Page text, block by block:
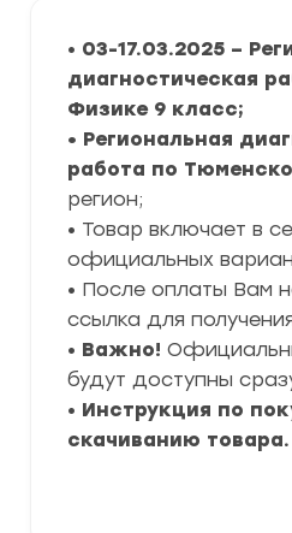
• 03-17.03.2025 –
диагностическая
Физике 9 класс;
• Региональная
работа по
регион;
• Товар включает в
официальных
• После оплаты Вам
ссылка для
• Важно!
будут доступны
• Инструкция по
скачиванию товара.